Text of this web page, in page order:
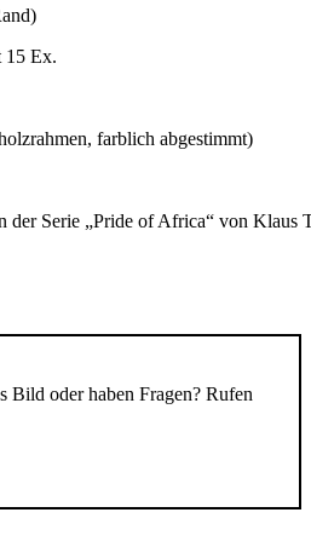
15 Ex.
farblich abgestimmt)
der Serie „Pride of Africa“ von Klaus
Bild oder haben Fragen? Rufen